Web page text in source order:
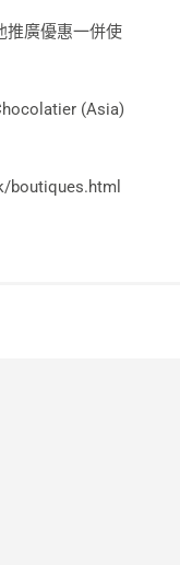
推廣優惠一併使
(Asia)
boutiques.html